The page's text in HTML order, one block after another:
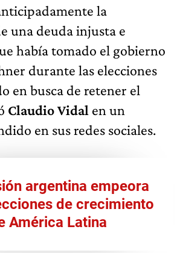
la
una deuda injusta e
había tomado el gobierno
durante las elecciones
en busca de retener el
Claudio Vidal en un
en sus redes sociales.
argentina empeora
de crecimiento
América Latina